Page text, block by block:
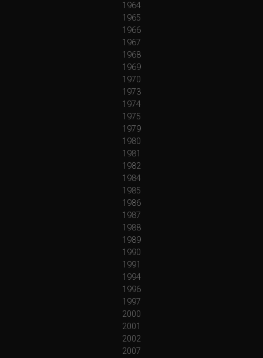
1964
1965
1966
1967
1968
1969
1970
1973
1974
1975
1979
1980
1981
1982
1984
1985
1986
1987
1988
1989
1990
1991
1994
1996
1997
2000
2001
2002
2007